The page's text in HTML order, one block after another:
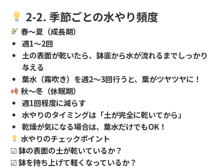
2-2. 季節ごとの水やり頻度
春～夏（成長期）
週1～2回
土の表面が乾いたら、鉢底から水が流れるまでしっかり
与える
葉水（霧吹き）を週2～3回行うと、葉がツヤツヤに！
秋～冬（休眠期）
週1回程度に減らす
水やりのタイミングは「土が完全に乾いてから」
乾燥が気になる場合は、葉水だけでもOK！
水やりのチェックポイント
☑鉢の表面の土が乾いているか？
☑鉢を持ち上げて軽くなっているか？